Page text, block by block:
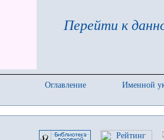
Перейти к
Оглавление
Именной